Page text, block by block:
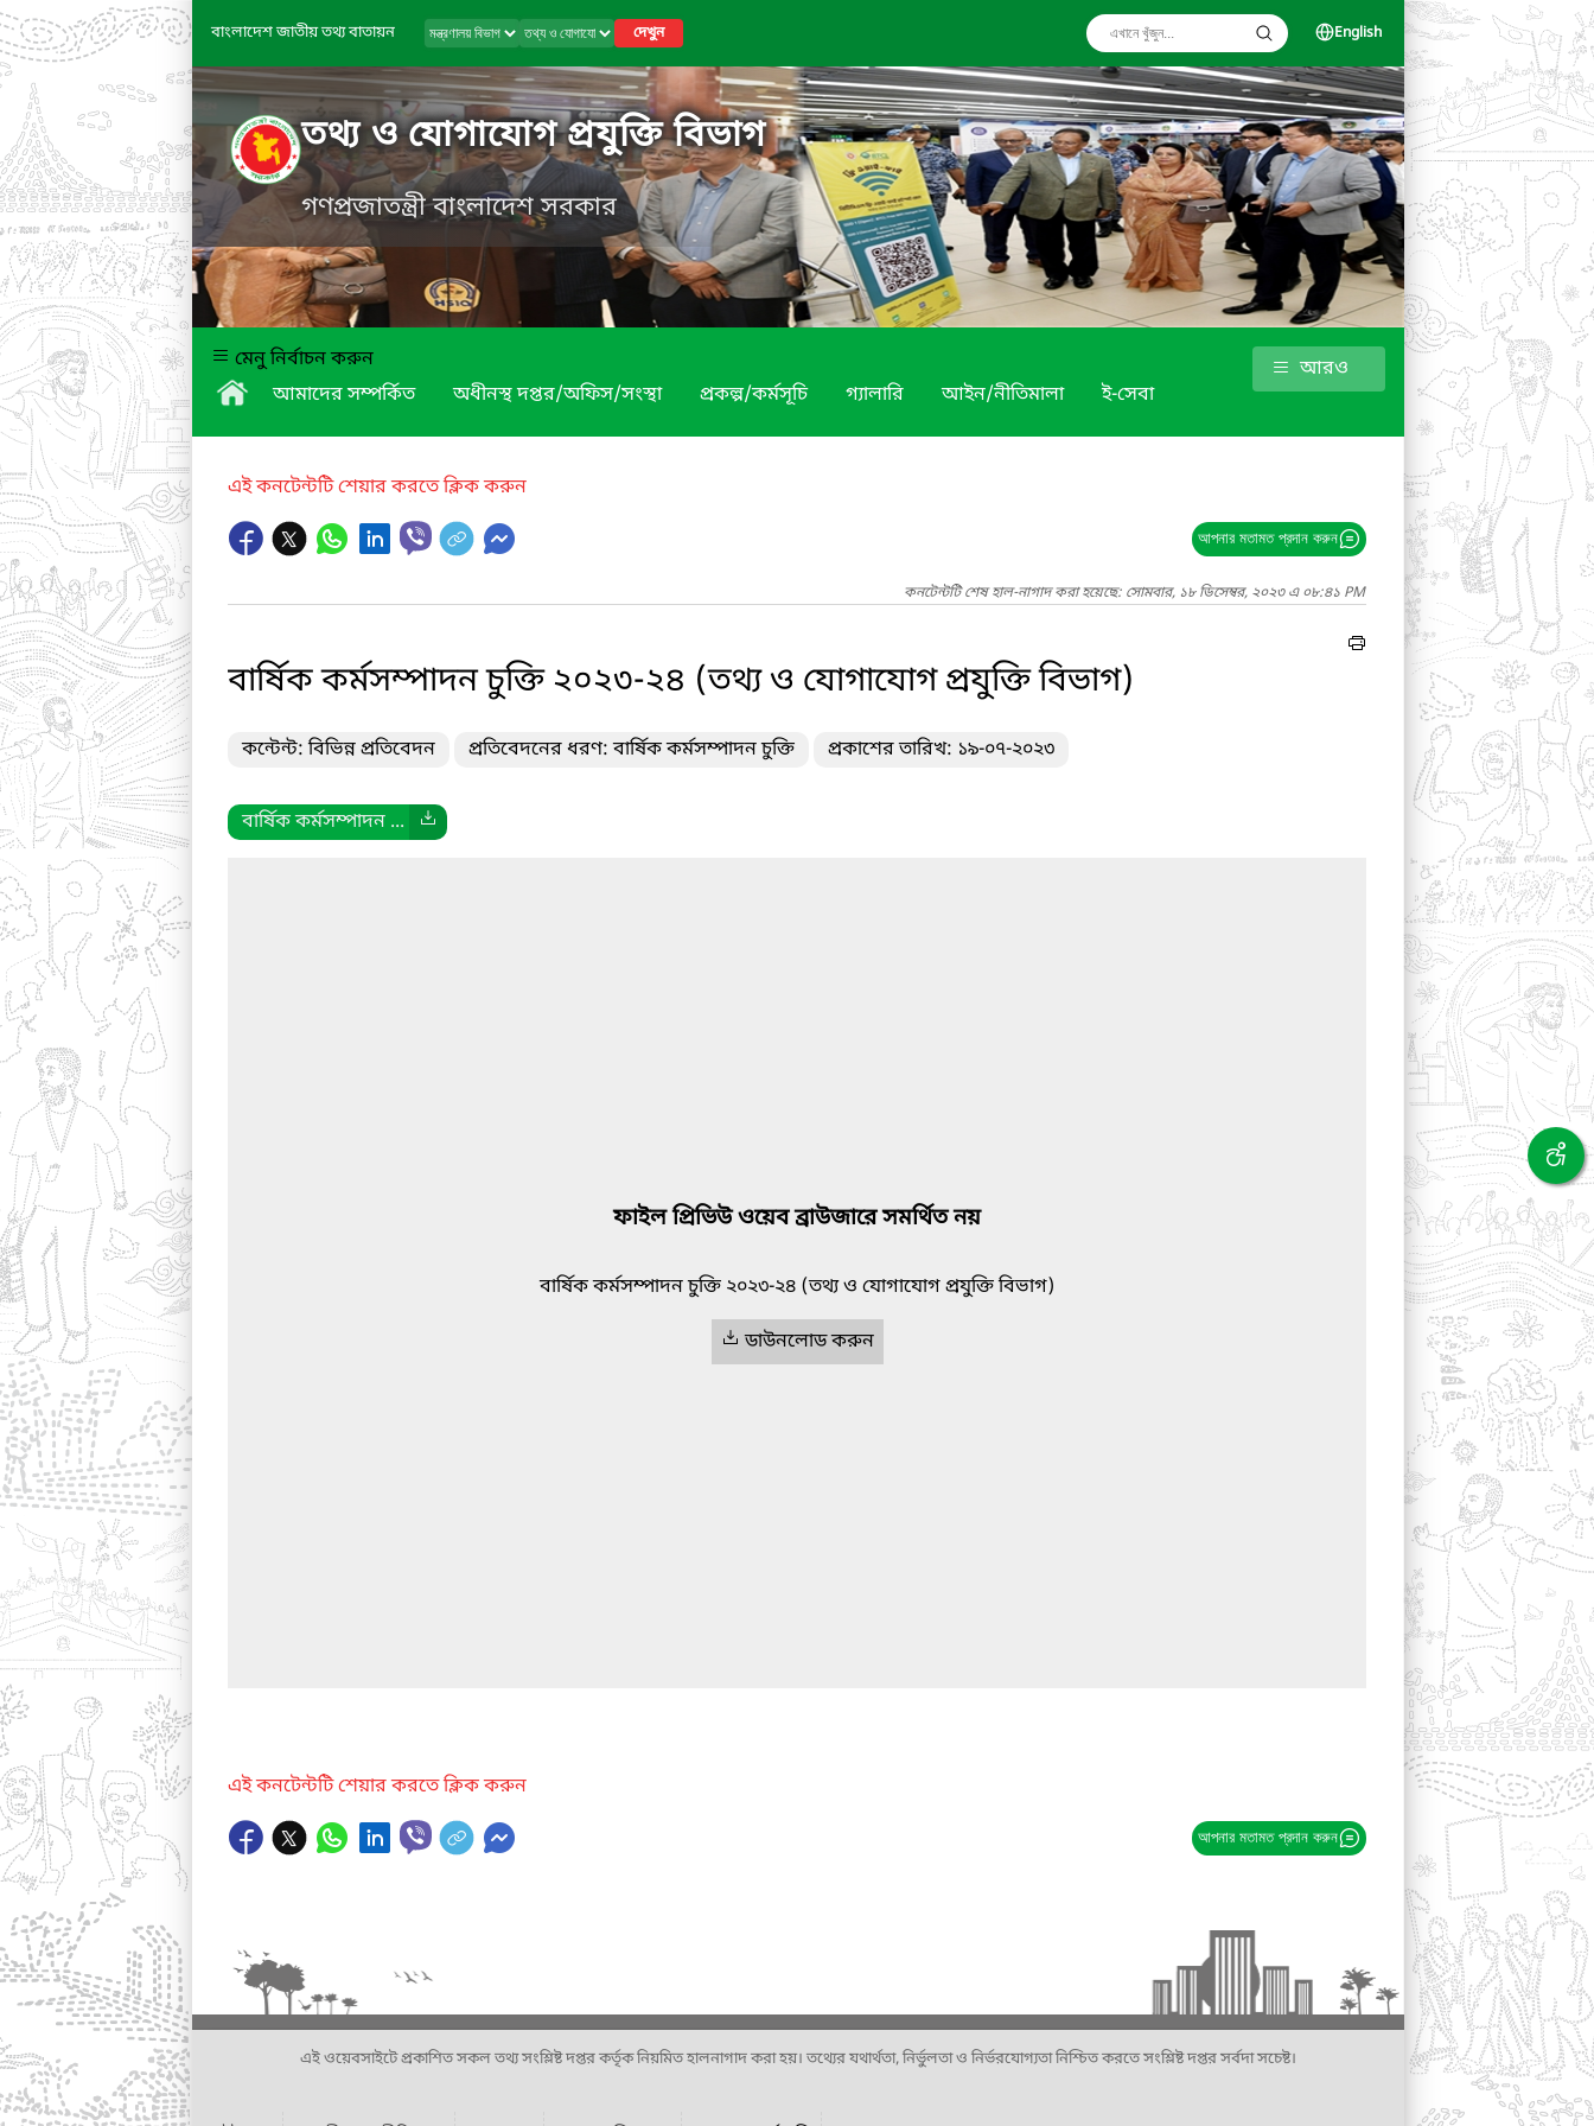
বাংলাদেশ জাতীয় তথ্য বাতায়ন দেখুন English
তথ্য ও যোগাযোগ প্রযুক্তি বিভাগ
গণপ্রজাতন্ত্রী বাংলাদেশ সরকার
মেনু নির্বাচন করুন
আমাদের সম্পর্কিত
অধীনস্থ দপ্তর/অফিস/সংস্থা প্রকল্প/কর্মসূচি গ্যালারি আইন/নীতিমালা ই-সেবা
আরও
এই কনটেন্টটি শেয়ার করতে ক্লিক করুন
আপনার মতামত প্রদান করুন
কনটেন্টটি শেষ হাল-নাগাদ করা হয়েছে: সোমবার, ১৮ ডিসেম্বর, ২০২৩ এ ০৮:৪১ PM
বার্ষিক কর্মসম্পাদন চুক্তি ২০২৩-২৪ (তথ্য ও যোগাযোগ প্রযুক্তি বিভাগ)
কন্টেন্ট: বিভিন্ন প্রতিবেদন প্রতিবেদনের ধরণ: বার্ষিক কর্মসম্পাদন চুক্তি প্রকাশের তারিখ: ১৯-০৭-২০২৩
বার্ষিক কর্মসম্পাদন ...
ফাইল প্রিভিউ ওয়েব ব্রাউজারে সমর্থিত নয়
বার্ষিক কর্মসম্পাদন চুক্তি ২০২৩-২৪ (তথ্য ও যোগাযোগ প্রযুক্তি বিভাগ)
ডাউনলোড করুন
এই কনটেন্টটি শেয়ার করতে ক্লিক করুন
আপনার মতামত প্রদান করুন
এই ওয়েবসাইটে প্রকাশিত সকল তথ্য সংশ্লিষ্ট দপ্তর কর্তৃক নিয়মিত হালনাগাদ করা হয়। তথ্যের যথার্থতা, নির্ভুলতা ও নির্ভরযোগ্যতা নিশ্চিত করতে সংশ্লিষ্ট দপ্তর সর্বদা সচেষ্ট।